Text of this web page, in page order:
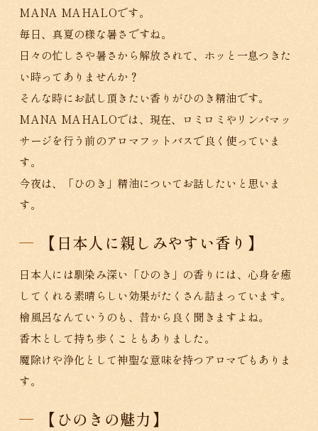
MANA MAHALOです。
毎日、真夏の様な暑さですね。
日々の忙しさや暑さから解放されて、ホッと一息つきた
い時ってありませんか？
そんな時にお試し頂きたい香りがひのき精油です。
MANA MAHALOでは、現在、ロミロミやリンパマッ
サージを行う前のアロマフットバスで良く使っていま
す。
今夜は、「ひのき」精油についてお話したいと思いま
す。
【日本人に親しみやすい香り】
日本人には馴染み深い「ひのき」の香りには、心身を癒
してくれる素晴らしい効果がたくさん詰まっています。
檜風呂なんていうのも、昔から良く聞きますよね。
香木として持ち歩くこともありました。
魔除けや浄化として神聖な意味を持つアロマでもありま
す。
【ひのきの魅力】